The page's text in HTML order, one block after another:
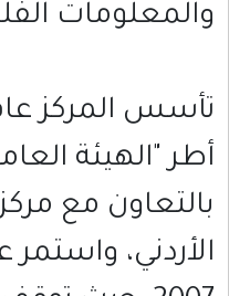
والمعلومات
أطر "الهيئة
بالتعاون مع
الأردني،